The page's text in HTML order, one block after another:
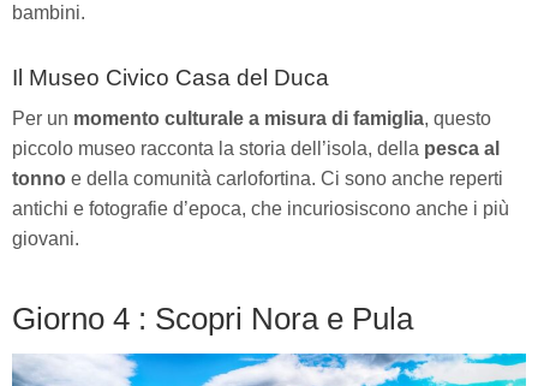
bambini.
Il Museo Civico Casa del Duca
Per un momento culturale a misura di famiglia, questo
piccolo museo racconta la storia dell’isola, della pesca al
tonno e della comunità carlofortina. Ci sono anche reperti
antichi e fotografie d’epoca, che incuriosiscono anche i più
giovani.
Giorno 4 : Scopri Nora e Pula